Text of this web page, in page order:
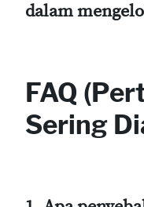
dalam
FAQ
Sering